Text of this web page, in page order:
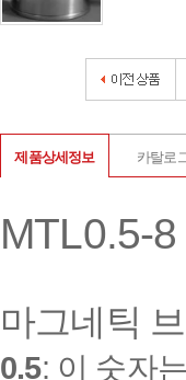
제품상세정보 카탈로
MTL0.5-8
마그네틱
0.5: 이 숫자